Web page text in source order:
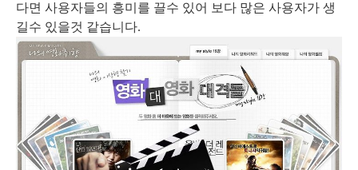
다면 사용자들의 흥미를 끌수 있어 보다 많은 사용자가 생
길수 있을것 같습니다.